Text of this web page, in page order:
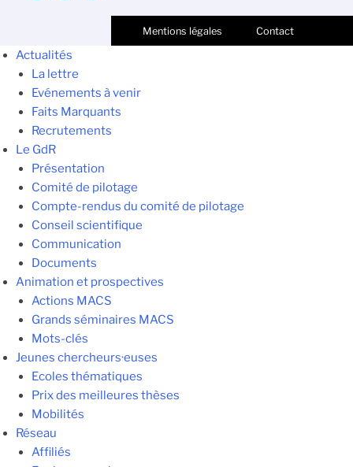
Mentions légales Contact
Actualités
La lettre
Evénements à venir
Faits Marquants
Recrutements
Le GdR
Présentation
Comité de pilotage
Compte-rendus du comité de pilotage
Conseil scientifique
Communication
Documents
Animation et prospectives
Actions MACS
Grands séminaires MACS
Mots-clés
Jeunes chercheurs·euses
Ecoles thématiques
Prix des meilleures thèses
Mobilités
Réseau
Affiliés